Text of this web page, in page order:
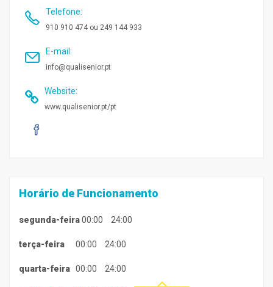
Telefone:
910 910 474 ou 249 144 933
E-mail:
info@qualisenior.pt
Website:
www.qualisenior.pt/pt
Horário de Funcionamento
segunda-feira00:00 24:00
terça-feira 00:00 24:00
quarta-feira 00:00 24:00